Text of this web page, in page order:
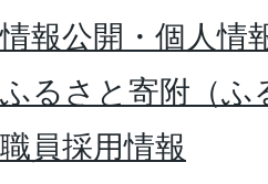
情報公開・個人情
ふるさと寄附（ふ
職員採用情報